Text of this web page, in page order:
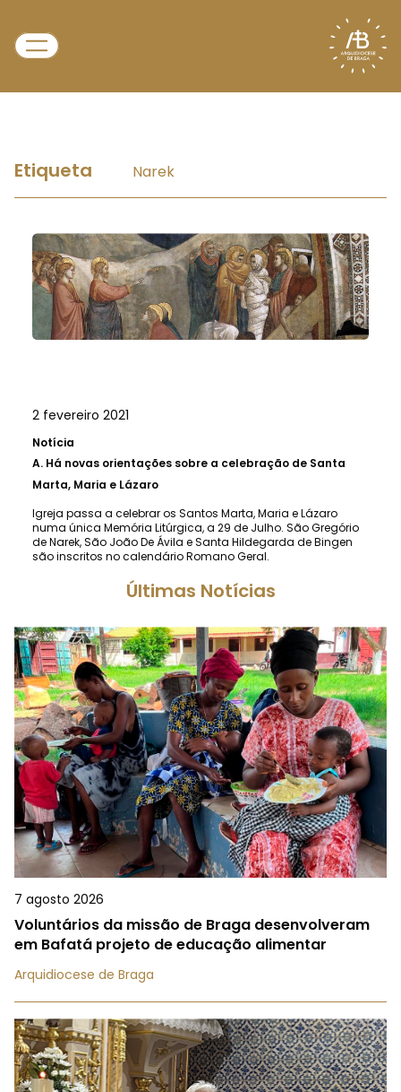
Etiqueta Narek
2 fevereiro 2021
Notícia
A. Há novas orientações sobre a celebração de Santa
Marta, Maria e Lázaro
Igreja passa a celebrar os Santos Marta, Maria e Lázaro
numa única Memória Litúrgica, a 29 de Julho. São Gregório
de Narek, São João De Ávila e Santa Hildegarda de Bingen
são inscritos no calendário Romano Geral.
Últimas Notícias
7 agosto 2026
Voluntários da missão de Braga desenvolveram
em Bafatá projeto de educação alimentar
Arquidiocese de Braga